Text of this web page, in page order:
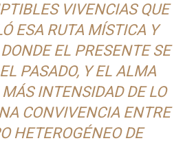
VIVENCIAS QUE
ESA RUTA MÍSTICA Y
EL PRESENTE SE
PASADO, Y EL ALMA
INTENSIDAD DE LO
CONVIVENCIA ENTRE
HETEROGÉNEO DE